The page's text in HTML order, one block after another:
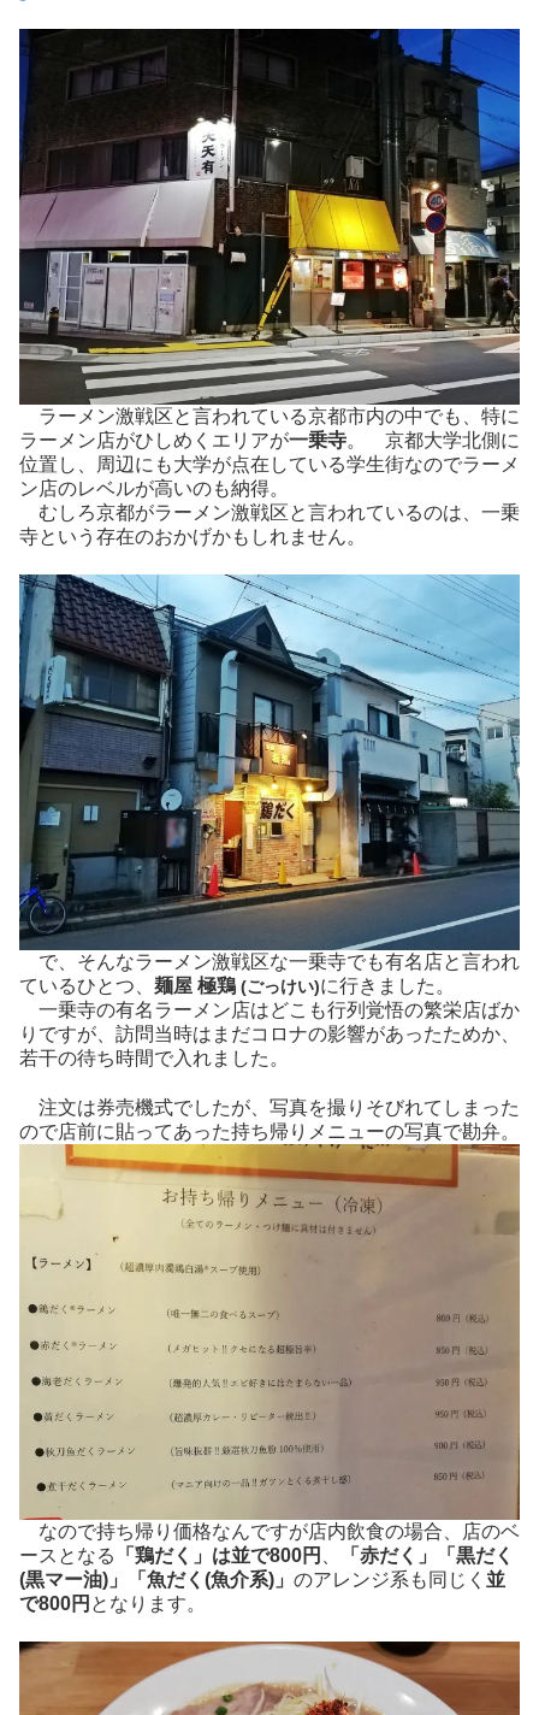
ラーメン激戦区と言われている京都市内の中でも、特に
ラーメン店がひしめくエリアが一乗寺。 京都大学北側に
位置し、周辺にも大学が点在している学生街なのでラーメ
ン店のレベルが高いのも納得。
むしろ京都がラーメン激戦区と言われているのは、一乗
寺という存在のおかげかもしれません。
で、そんなラーメン激戦区な一乗寺でも有名店と言われ
ているひとつ、 麺屋 極鶏 (ごっけい)に行きました。
一乗寺の有名ラーメン店はどこも行列覚悟の繁栄店ばか
りですが、訪問当時はまだコロナの影響があったためか、
若干の待ち時間で入れました。
注文は券売機式でしたが、写真を撮りそびれてしまった
ので店前に貼ってあった持ち帰りメニューの写真で勘弁。
なので持ち帰り価格なんですが店内飲食の場合、店のベ
ースとなる
「鶏だく」は並で800円
「赤だく」「黒だく
(黒マー油)」「魚だく(魚介系)」 のアレンジ系も同じく 並
で800円 となります。